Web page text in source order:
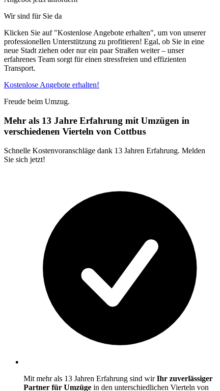
Wir sind für Sie da
Klicken Sie auf "Kostenlose Angebote erhalten", um von unserer
professionellen Unterstützung zu profitieren! Egal, ob Sie in eine
neue Stadt ziehen oder nur ein paar Straßen weiter – unser
erfahrenes Team sorgt für einen stressfreien und effizienten
Transport.
Kostenlose Angebote erhalten!
Freude beim Umzug.
Mehr als 13 Jahre Erfahrung mit Umzügen in
verschiedenen Vierteln von Cottbus
Schnelle Kostenvoranschläge dank 13 Jahren Erfahrung. Melden
Sie sich jetzt!
Mit mehr als 13 Jahren Erfahrung sind wirIhr zuverlässiger
Partner für Umzüge in den unterschiedlichen Vierteln von